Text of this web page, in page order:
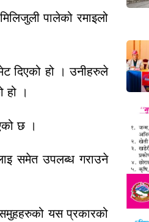
पालेको रमाइलो
दिएको हो । उनीहरुले
हो ।
छ ।
समेत उपलब्ध गराउने
समुहहरुको यस प्रकारको